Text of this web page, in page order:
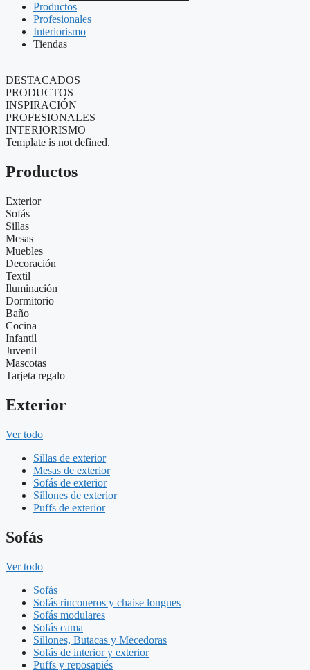
Productos
Profesionales
Interiorismo
Tiendas
DESTACADOS
PRODUCTOS
INSPIRACIÓN
PROFESIONALES
INTERIORISMO
Template is not defined.
Productos
Exterior
Sofás
Sillas
Mesas
Muebles
Decoración
Textil
Iluminación
Dormitorio
Baño
Cocina
Infantil
Juvenil
Mascotas
Tarjeta regalo
Exterior
Ver todo
Sillas de exterior
Mesas de exterior
Sofás de exterior
Sillones de exterior
Puffs de exterior
Sofás
Ver todo
Sofás
Sofás rinconeros y chaise longues
Sofás modulares
Sofás cama
Sillones, Butacas y Mecedoras
Sofás de interior y exterior
Puffs y reposapiés